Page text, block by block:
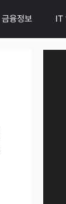
금융정보 IT